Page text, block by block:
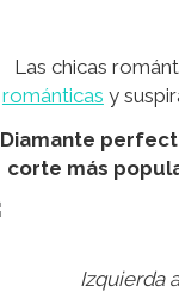
Las chicas
románticas y
Diamante
corte más
Izquierda